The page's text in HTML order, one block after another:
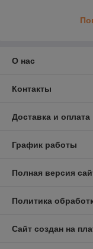
О нас
Контакты
Доставка и оплата
График работы
Полная версия
Политика
Сайт создан на